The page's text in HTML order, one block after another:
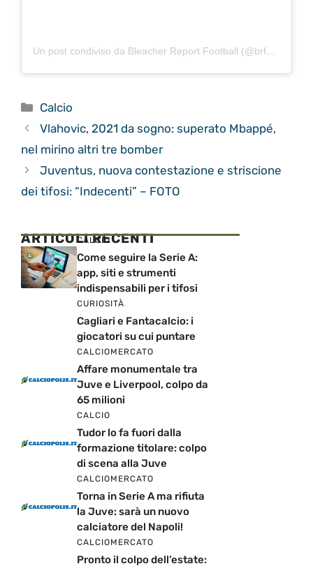
Un post condiviso da Bleacher Report Football (@brfootball)
Categorie
Calcio
Vlahovic, 2021 da sogno: superato Mbappé,
nel mirino altri tre bomber
Juventus, nuova contestazione e striscione
dei tifosi: “Indecenti” – FOTO
ARTICOLI RECENTI
CALCIO
Come seguire la Serie A:
app, siti e strumenti
indispensabili per i tifosi
CURIOSITÀ
Cagliari e Fantacalcio: i
giocatori su cui puntare
CALCIOMERCATO
Affare monumentale tra
Juve e Liverpool, colpo da
65 milioni
CALCIO
Tudor lo fa fuori dalla
formazione titolare: colpo
di scena alla Juve
CALCIOMERCATO
Torna in Serie A ma rifiuta
la Juve: sarà un nuovo
calciatore del Napoli!
CALCIOMERCATO
Pronto il colpo dell’estate: